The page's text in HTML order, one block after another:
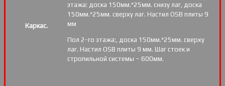
Каркас.
этажа: доска 150мм.*25мм. снизу лаг, доска
150мм.*25мм. сверху лаг. Настил OSB плиты 9
мм
Пол 2-го этажа:, доска 150мм.*25мм. сверху
лаг. Настил OSB плиты 9 мм. Шаг стоек и
стропильной системы – 600мм.